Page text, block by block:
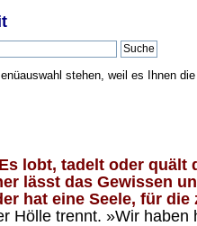
stehen, weil es Ihnen
lobt, tadelt oder
lässt das Gewissen
hat eine Seele, für
Hölle trennt. »Wir